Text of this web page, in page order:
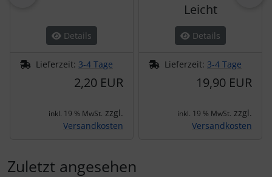
Details
Lieferzeit: 3-4 Tage
2,20 EUR
inkl. 19 % MwSt. zzgl.
Versandkosten
Leicht
Details
Lieferzeit: 3-4 Tage
19,90 EUR
inkl. 19 % MwSt. zzgl.
Versandkosten
Zuletzt angesehen